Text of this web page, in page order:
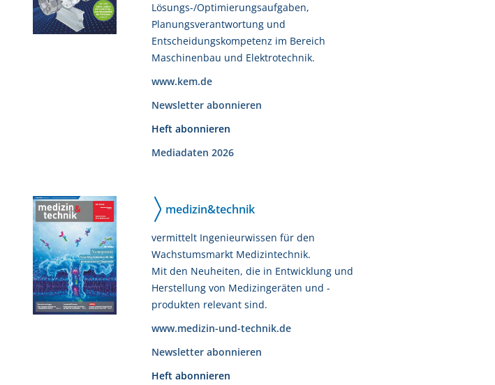
Lösungs-/Optimierungsaufgaben,
Planungsverantwortung und
Entscheidungskompetenz im Bereich
Maschinenbau und Elektrotechnik.
www.kem.de
Newsletter abonnieren
Heft abonnieren
Mediadaten 2026
medizin&technik
vermittelt Ingenieurwissen für den
Wachstumsmarkt Medizintechnik.
Mit den Neuheiten, die in Entwicklung und
Herstellung von Medizingeräten und -
produkten relevant sind.
www.medizin-und-technik.de
Newsletter abonnieren
Heft abonnieren